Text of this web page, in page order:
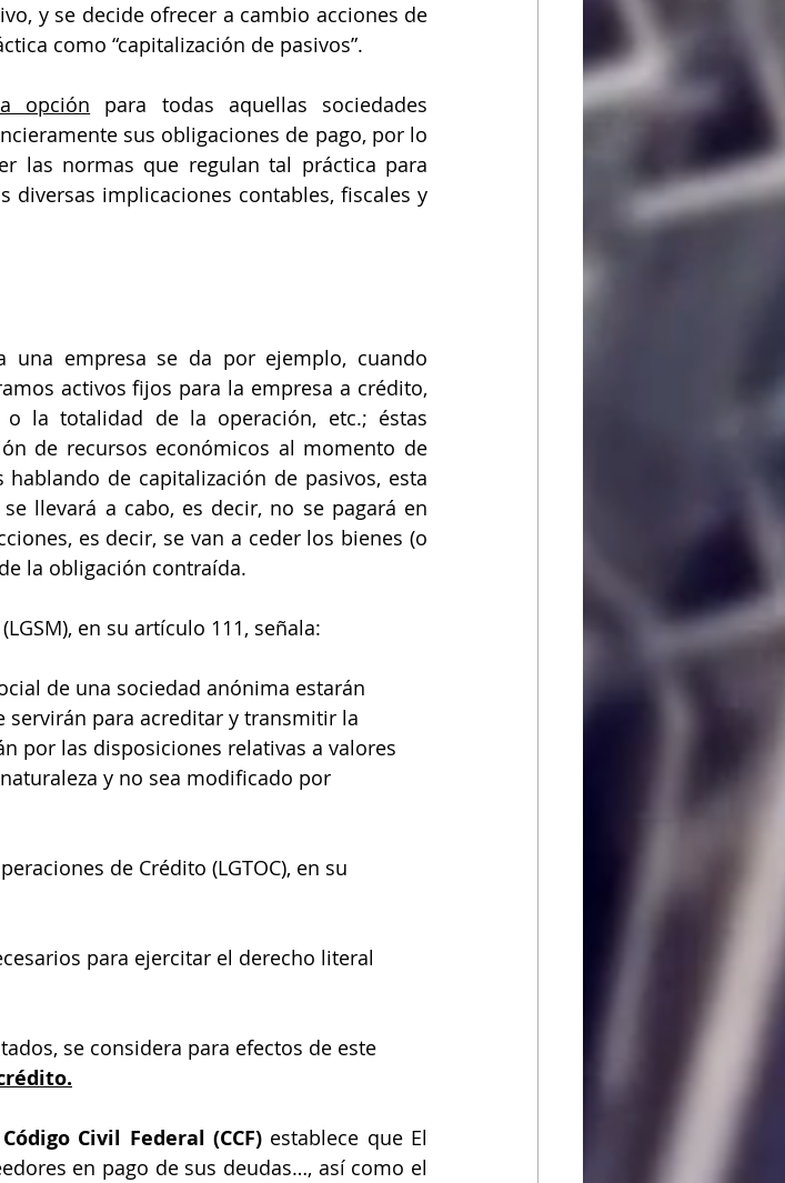
y se decide ofrecer a cambio acciones de
como “capitalización de pasivos”.
opción para todas aquellas sociedades
sus obligaciones de pago, por lo
las normas que regulan tal práctica para
diversas implicaciones contables, fiscales y
una empresa se da por ejemplo, cuando
activos fijos para la empresa a crédito,
la totalidad de la operación, etc.; éstas
de recursos económicos al momento de
de capitalización de pasivos, esta
llevará a cabo, es decir, no se pagará en
es decir, se van a ceder los bienes (o
la obligación contraída.
en su artículo 111, señala:
de una sociedad anónima estarán
para acreditar y transmitir la
por las disposiciones relativas a valores
y no sea modificado por
de Crédito (LGTOC), en su
para ejercitar el derecho literal
se considera para efectos de este
Civil Federal (CCF) establece que El
en pago de sus deudas…, así como el